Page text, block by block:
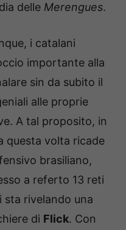
delle Merengues.
i catalani
importante alla
sin da subito il
alle proprie
A tal proposito, in
questa volta ricade
brasiliano,
a referto 13 reti
sta rivelando una
di Flick. Con